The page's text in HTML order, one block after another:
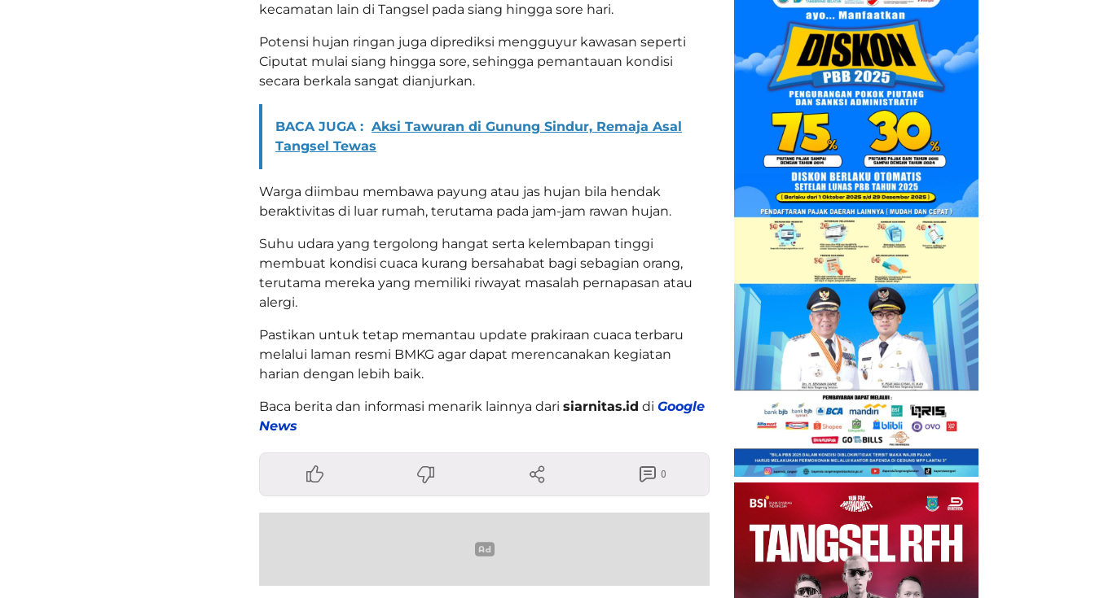
kecamatan lain di Tangsel pada siang hingga sore hari.
Potensi hujan ringan juga diprediksi mengguyur kawasan seperti
Ciputat mulai siang hingga sore, sehingga pemantauan kondisi
secara berkala sangat dianjurkan.
BACA JUGA : Aksi Tawuran di Gunung Sindur, Remaja Asal
Tangsel Tewas
Warga diimbau membawa payung atau jas hujan bila hendak
beraktivitas di luar rumah, terutama pada jam-jam rawan hujan.
Suhu udara yang tergolong hangat serta kelembapan tinggi
membuat kondisi cuaca kurang bersahabat bagi sebagian orang,
terutama mereka yang memiliki riwayat masalah pernapasan atau
alergi.
Pastikan untuk tetap memantau update prakiraan cuaca terbaru
melalui laman resmi BMKG agar dapat merencanakan kegiatan
harian dengan lebih baik.
Baca berita dan informasi menarik lainnya dari siarnitas.id di Google
News
0